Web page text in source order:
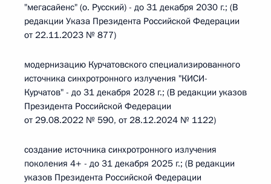
"мегасайенс" (о. Русский) - до 31 декабря 2030 г.; (В
редакции Указа Президента Российской Федерации
от 22.11.2023 № 877)
модернизацию Курчатовского специализированного
источника синхротронного излучения "КИСИ-
Курчатов" - до 31 декабря 2028 г.; (В редакции указов
Президента Российской Федерации
от 29.08.2022 № 590, от 28.12.2024 № 1122)
создание источника синхротронного излучения
поколения 4+ - до 31 декабря 2025 г.; (В редакции
указов Президента Российской Федерации